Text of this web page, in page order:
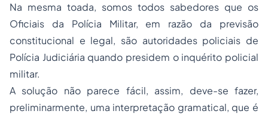
Na mesma toada, somos todos sabedores que os
Oficiais da Polícia Militar, em razão da previsão
constitucional e legal, são autoridades policiais de
Polícia Judiciária quando presidem o inquérito policial
militar.
A solução não parece fácil, assim, deve-se fazer,
preliminarmente, uma interpretação gramatical, que é